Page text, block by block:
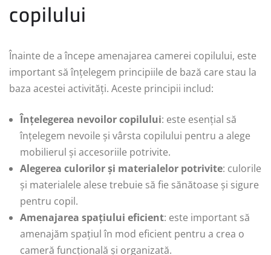
copilului
Înainte de a începe amenajarea camerei copilului, este
important să înțelegem principiile de bază care stau la
baza acestei activități. Aceste principii includ:
Înțelegerea nevoilor copilului: este esențial să
înțelegem nevoile și vârsta copilului pentru a alege
mobilierul și accesoriile potrivite.
Alegerea culorilor și materialelor potrivite: culorile
și materialele alese trebuie să fie sănătoase și sigure
pentru copil.
Amenajarea spațiului eficient: este important să
amenajăm spațiul în mod eficient pentru a crea o
cameră funcțională și organizată.